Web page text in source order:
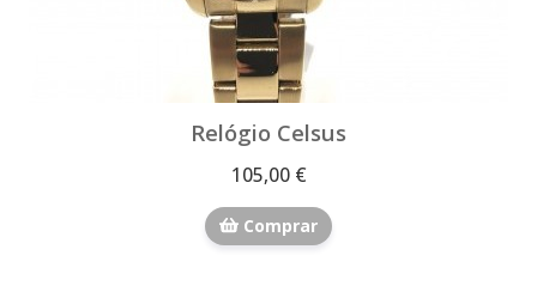
Relógio Celsus
105,00 €
Comprar